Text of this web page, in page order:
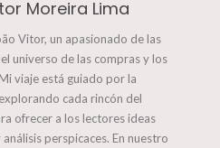
Moreira Lima
Vitor, un apasionado de las
universo de las compras y los
viaje está guiado por la
cada rincón del
ofrecer a los lectores ideas
perspicaces. En nuestro